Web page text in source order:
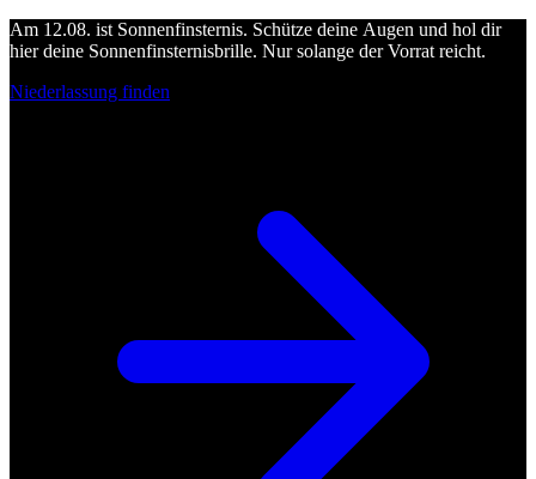
Am 12.08. ist Sonnenfinsternis. Schütze deine Augen und hol dir
hier deine Sonnenfinsternisbrille. Nur solange der Vorrat reicht.
Niederlassung finden